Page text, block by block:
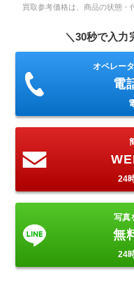
買取参考価格は、商品の状態・
＼30秒で入力
オペレー
電
24
写真
無
24